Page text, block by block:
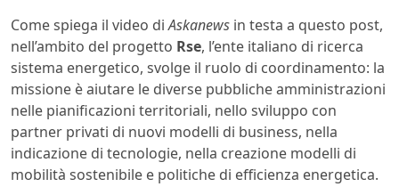
Come spiega il video diAskanews in testa a questo post,
nell’ambito del progetto Rse, l’ente italiano di ricerca
sistema energetico, svolge il ruolo di coordinamento: la
missione è aiutare le diverse pubbliche amministrazioni
nelle pianificazioni territoriali, nello sviluppo con
partner privati di nuovi modelli di business, nella
indicazione di tecnologie, nella creazione modelli di
mobilità sostenibile e politiche di efficienza energetica.